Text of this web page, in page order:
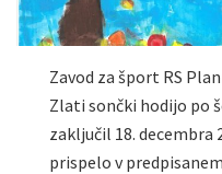
Zavod za šport RS
Zlati sončki hodijo po
zaključil 18. decembra
prispelo v